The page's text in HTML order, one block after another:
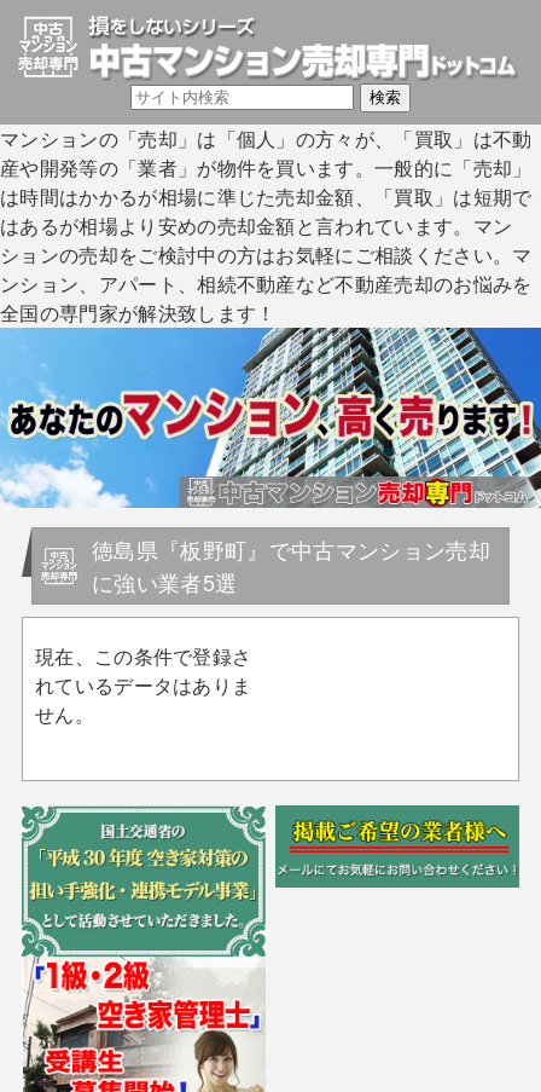
マンションの「売却」は「個人」の方々が、「買取」は不動
産や開発等の「業者」が物件を買います。一般的に「売却」
は時間はかかるが相場に準じた売却金額、「買取」は短期で
はあるが相場より安めの売却金額と言われています。マン
ションの売却をご検討中の方はお気軽にご相談ください。マ
ンション、アパート、相続不動産など不動産売却のお悩みを
全国の専門家が解決致します！
徳島県『板野町』で中古マンション売却
に強い業者5選
現在、この条件で登録さ
れているデータはありま
せん。